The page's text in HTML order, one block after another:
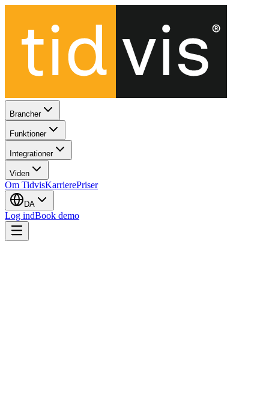
Brancher
Funktioner
Integrationer
Viden
Om TidvisKarrierePriser
DA
Log indBook demo